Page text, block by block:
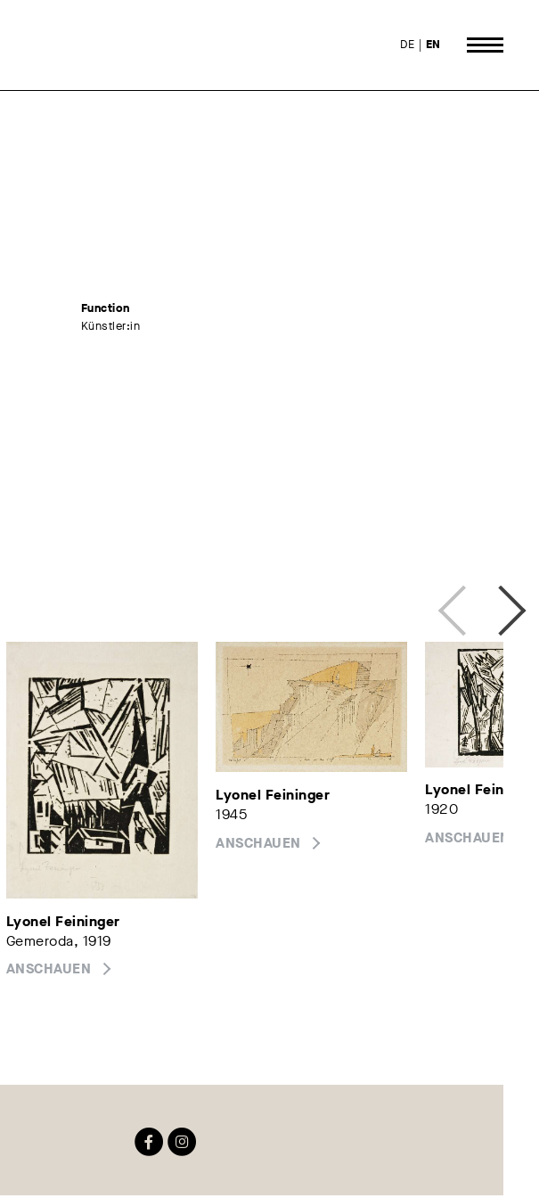
DE EN
Function
Künstler:in
Lyonel Feininger
Gemeroda, 1919
ANSCHAUEN
Lyonel Feininger
1945
ANSCHAUEN
Lyonel Feininger
1920
ANSCHAUEN